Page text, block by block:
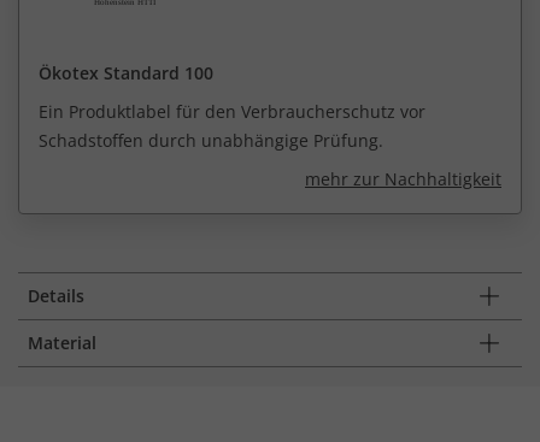
Ökotex Standard 100
Ein Produktlabel für den Verbraucherschutz vor
Schadstoffen durch unabhängige Prüfung.
mehr zur Nachhaltigkeit
Details
Material